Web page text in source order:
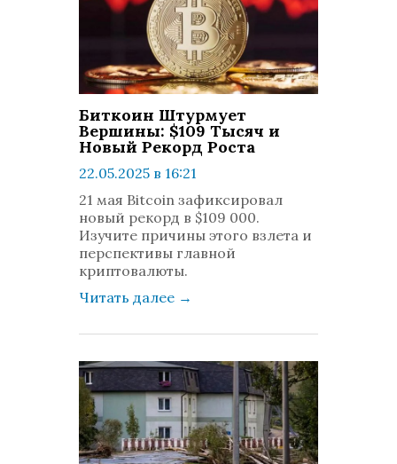
Биткоин Штурмует
Вершины: $109 Тысяч и
Новый Рекорд Роста
22.05.2025 в 16:21
просмотров: 526
комментариев: 0
21 мая Bitcoin зафиксировал
новый рекорд в $109 000.
Изучите причины этого взлета и
перспективы главной
криптовалюты.
Читать далее →